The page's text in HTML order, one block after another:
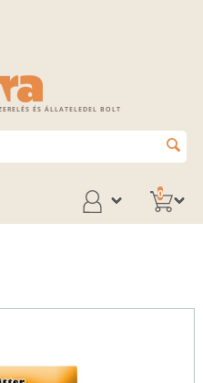
ÉS ÁLLATELEDEL BOLT
0